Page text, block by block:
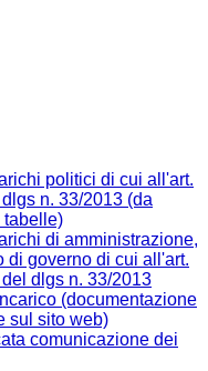
politici di cui all'art.
n. 33/2013 (da
tabelle)
di amministrazione,
di governo di cui all'art.
dlgs n. 33/2013
(documentazione
sul sito web)
comunicazione dei